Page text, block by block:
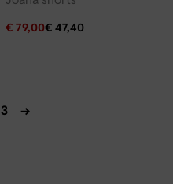
€79,00€ 47,40
3 →